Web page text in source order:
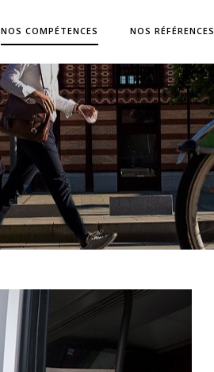
NOS COMPÉTENCES NOS RÉFÉRENCES